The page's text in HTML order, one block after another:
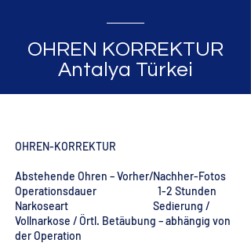
OHREN KORREKTUR
Antalya Türkei
OHREN-KORREKTUR
Abstehende Ohren – Vorher/Nachher-Fotos
Operationsdauer 1-2 Stunden
Narkoseart Sedierung /
Vollnarkose / Örtl. Betäubung – abhängig von
der Operation